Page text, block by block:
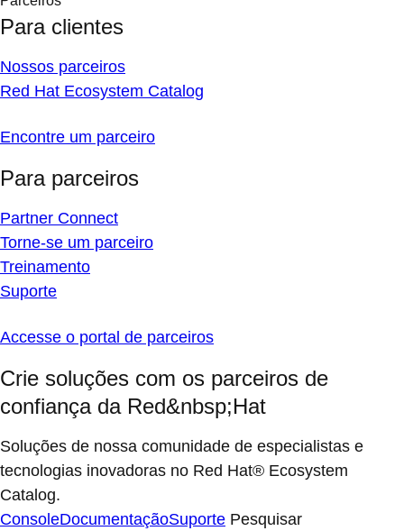
Para clientes
Nossos parceiros
Red Hat Ecosystem Catalog
Encontre um parceiro
Para parceiros
Partner Connect
Torne-se um parceiro
Treinamento
Suporte
Accesse o portal de parceiros
Crie soluções com os parceiros de
confiança da Red&nbsp;Hat
Soluções de nossa comunidade de especialistas e
tecnologias inovadoras no Red Hat® Ecosystem
Catalog.
ConsoleDocumentaçãoSuporte Pesquisar